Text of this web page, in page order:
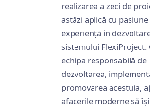
realizarea a zeci de
astăzi aplică cu pasiune
experiență în
sistemului FlexiProject.
echipa responsabilă de
dezvoltarea,
promovarea acestuia,
afacerile moderne să